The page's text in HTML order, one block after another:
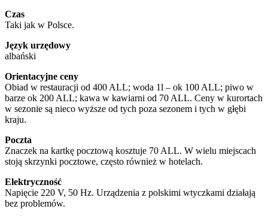
Czas
Taki jak w Polsce.
Język urzędowy
albański
Orientacyjne ceny
Obiad w restauracji od 400 ALL; woda 1l – ok 100 ALL; piwo w
barze ok 200 ALL; kawa w kawiarni od 70 ALL. Ceny w kurortach
w sezonie są nieco wyższe od tych poza sezonem i tych w głębi
kraju.
Poczta
Znaczek na kartkę pocztową kosztuje 70 ALL. W wielu miejscach
stoją skrzynki pocztowe, często również w hotelach.
Elektryczność
Napięcie 220 V, 50 Hz. Urządzenia z polskimi wtyczkami działają
bez problemów.